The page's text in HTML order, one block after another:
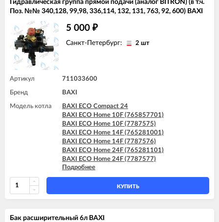
Гидравлическая группа прямой подачи (аналог BITRON) (в т.ч.
Поз. №№ 340,128, 99,98, 336,114, 132, 131, 763, 92, 600) BAXI
5 000 ₽
Санкт-Петербург: 2 шт
Артикул 711033600
Бренд BAXI
Модель котла
BAXI ECO Compact 24
BAXI ECO Home 10F (765857701)
BAXI ECO Home 10F (7787575)
BAXI ECO Home 14F (765281001)
BAXI ECO Home 14F (7787576)
BAXI ECO Home 24F (765281101)
BAXI ECO Home 24F (7787577)
BAXI ECO-5 Compact 24
BAXI FOURTECH 24 (CSB)
BAXI FOURTECH 24 (CSR)
BAXI FOURTECH 24 F (CSB)
Подробнее
КУПИТЬ
Бак расширительный 6л BAXI